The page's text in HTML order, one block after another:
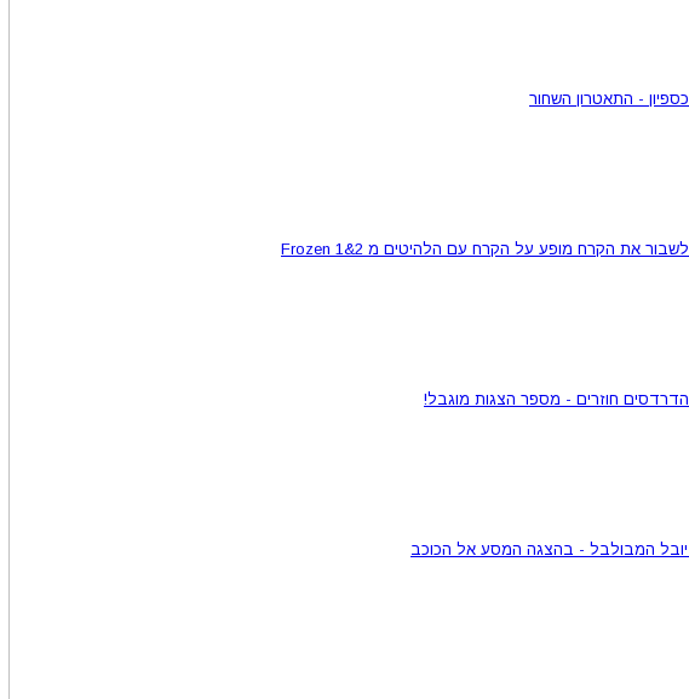
כספיון - התאטרון השחור
לשבור את הקרח מופע על הקרח עם הלהיטים מ Frozen 1&2
הדרדסים חוזרים - מספר הצגות מוגבל!
יובל המבולבל - בהצגה המסע אל הכוכב